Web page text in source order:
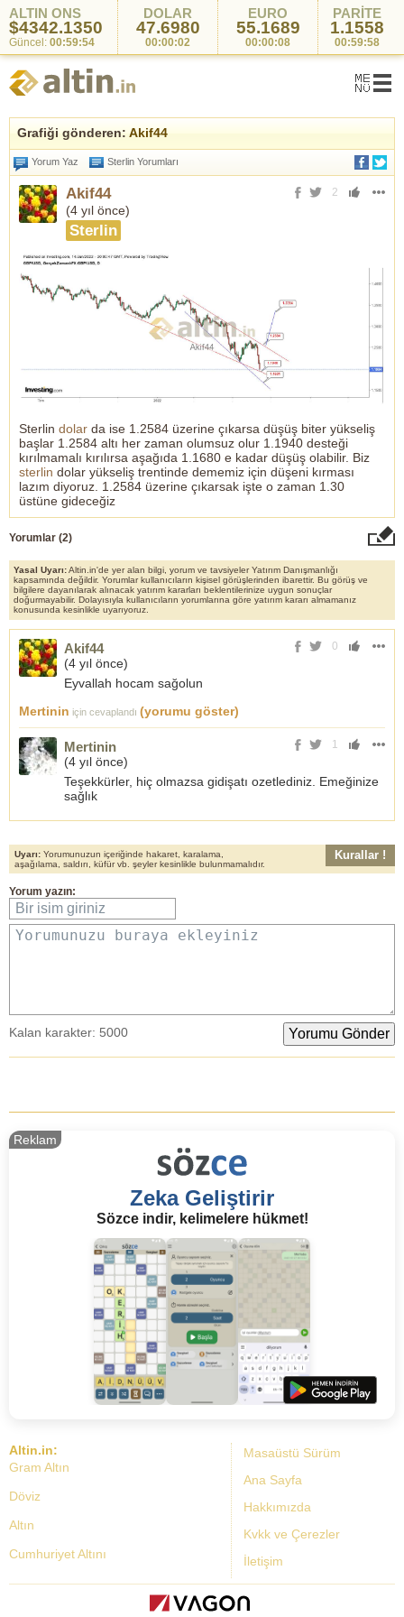
ALTIN ONS
$4342.1350
Güncel: 00:59:54
DOLAR
47.6980
00:00:02
EURO
55.1689
00:00:08
PARİTE
1.1558
00:59:58
Grafiği gönderen: Akif44
Yorum Yaz Sterlin Yorumları
Akif44
(4 yıl önce)
Sterlin
2
Sterlin dolar da ise 1.2584 üzerine çıkarsa düşüş biter yükseliş
başlar 1.2584 altı her zaman olumsuz olur 1.1940 desteği
kırılmamalı kırılırsa aşağıda 1.1680 e kadar düşüş olabilir. Biz
sterlin dolar yükseliş trentinde dememiz için düşeni kırması
lazım diyoruz. 1.2584 üzerine çıkarsak işte o zaman 1.30
üstüne gideceğiz
Yorumlar (2)
Yasal Uyarı:Altin.in'de yer alan bilgi, yorum ve tavsiyeler Yatırım Danışmanlığı
kapsamında değildir. Yorumlar kullanıcıların kişisel görüşlerinden ibarettir. Bu görüş ve
bilgilere dayanılarak alınacak yatırım kararları beklentilerinize uygun sonuçlar
doğurmayabilir. Dolayısıyla kullanıcıların yorumlarına göre yatırım kararı almamanız
konusunda kesinlikle uyarıyoruz.
0
Akif44
(4 yıl önce)
Eyvallah hocam sağolun
Mertinin için cevaplandı (yorumu göster)
1
Mertinin
(4 yıl önce)
Teşekkürler, hiç olmazsa gidişatı ozetlediniz. Emeğinize
sağlık
Uyarı: Yorumunuzun içeriğinde hakaret, karalama,
aşağılama, saldırı, küfür vb. şeyler kesinlikle bulunmamalıdır.
Kurallar !
Yorum yazın:
Bir isim giriniz
Yorumunuzu buraya ekleyiniz
Kalan karakter: 5000
Zeka Geliştirir
Sözce indir, kelimelere hükmet!
Reklam
Masaüstü Sürüm
Ana Sayfa
Hakkımızda
Kvkk ve Çerezler
İletişim
Altin.in:
Gram Altın
Döviz
Altın
Cumhuriyet Altını
Dolar Kuru